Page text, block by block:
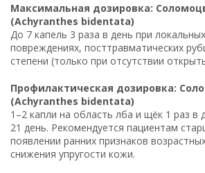
Максимальная дозировка:
(Achyranthes bidentata)
До 7 капель 3 раза в день при
повреждениях, посттравматических
степени (только при отсутствии
Профилактическая дозировка:
(Achyranthes bidentata)
1–2 капли на область лба и щёк 1 раз в
21 день. Рекомендуется пациентам
появлении ранних признаков
снижения упругости кожи.